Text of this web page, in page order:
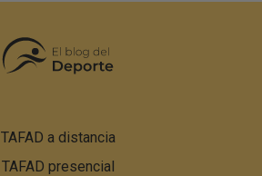
de
página:
TAFAD a distancia
TAFAD presencial